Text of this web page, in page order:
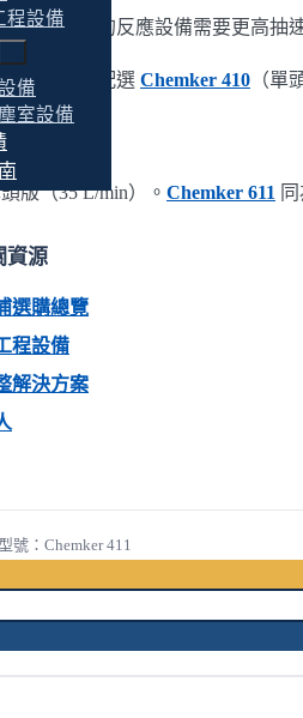
程設備
備
室設備
——較大型的反應設備需要更高抽
台設備搭配選 Chemker 410 （單
版（35 L/min）。 Chemker 611
資源
選購總覽
程設備
解決方案
號：Chemker 411